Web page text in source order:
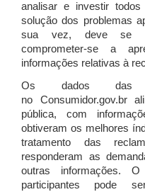
analisar e investir
solução dos problemas
sua vez, deve se
comprometer-se a
informações relativas à
Os dados das
no Consumidor.gov.br
pública, com
obtiveram os melhores
tratamento das
responderam as
outras informações.
participantes pode